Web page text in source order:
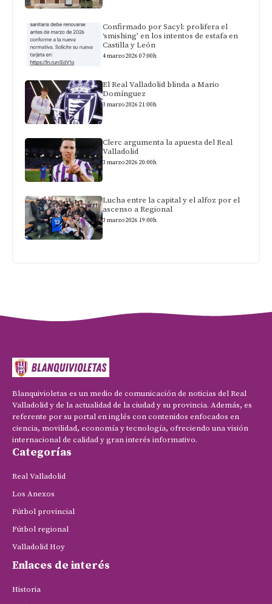
Confirmado por Sacyl: prolifera el
‘smishing’ en los intentos de estafa en
Castilla y León
4 marzo 2026 07:00h
El Real Valladolid blinda a Mario
Domínguez
3 marzo 2026 21:00h
Clerc argumenta la apuesta del Real
Valladolid
3 marzo 2026 20:00h
Lucha entre la capital y el alfoz por el
ascenso a Regional
3 marzo 2026 19:00h
Blanquivioletas es un medio de comunicación de noticias del Real
Valladolid y de la actualidad de la ciudad y su provincia. Además, es
referente por su portal en inglés con contenidos enfocados en
ciencia, movilidad, economía y tecnología, ofreciendo una visión
internacional de calidad y gran interés informativo.
Categorías
Real Valladolid
Los Anexos
Fútbol provincial
Fútbol regional
Valladolid Hoy
Enlaces de interés
Historia